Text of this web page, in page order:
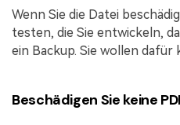
Wenn Sie die Datei
testen, die Sie entwickeln,
ein Backup. Sie wollen dafür
Beschädigen Sie keine